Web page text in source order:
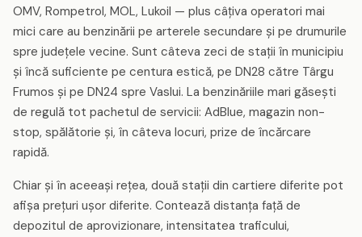
OMV, Rompetrol, MOL, Lukoil — plus câțiva operatori mai
mici care au benzinării pe arterele secundare și pe drumurile
spre județele vecine. Sunt câteva zeci de stații în municipiu
și încă suficiente pe centura estică, pe DN28 către Târgu
Frumos și pe DN24 spre Vaslui. La benzinăriile mari găsești
de regulă tot pachetul de servicii: AdBlue, magazin non-
stop, spălătorie și, în câteva locuri, prize de încărcare
rapidă.
Chiar și în aceeași rețea, două stații din cartiere diferite pot
afișa prețuri ușor diferite. Contează distanța față de
depozitul de aprovizionare, intensitatea traficului,